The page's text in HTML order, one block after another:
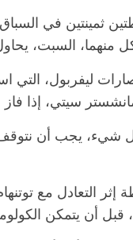
ثمينتين في السباق
منهما، السبت،
سيتي، إذا فاز
شيء، يجب أن
إثر التعادل مع
قبل أن يتمكن